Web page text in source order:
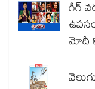
గిగ్
మోదీ